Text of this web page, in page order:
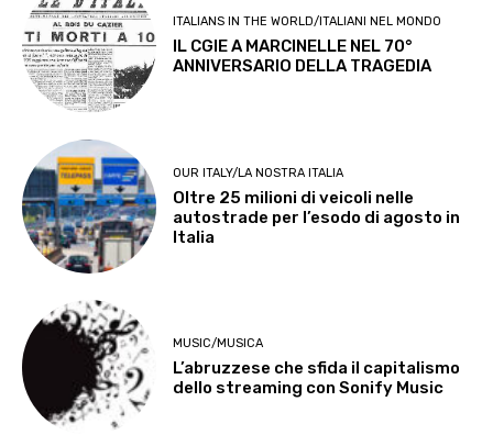
ITALIANS IN THE WORLD/ITALIANI NEL MONDO
IL CGIE A MARCINELLE NEL 70°
ANNIVERSARIO DELLA TRAGEDIA
OUR ITALY/LA NOSTRA ITALIA
Oltre 25 milioni di veicoli nelle
autostrade per l’esodo di agosto in
Italia
MUSIC/MUSICA
L’abruzzese che sfida il capitalismo
dello streaming con Sonify Music